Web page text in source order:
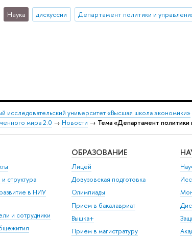
Наука дискуссии Департамент политики и
исследовательский университет «Высшая школа экономики»
мира 2.0 → Новости → Тема «Департамент политики
структура
в НИУ
и сотрудники
ОБРАЗОВАНИЕ
Лицей
Довузовская подготовка
Олимпиады
Прием в бакалавриат
Вышка+
Прием в магистратуру